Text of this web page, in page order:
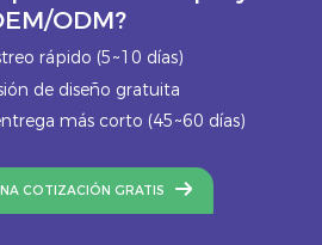
ODM?
rápido (5~10 días)
de diseño gratuita
más corto (45~60 días)
COTIZACIÓN GRATIS